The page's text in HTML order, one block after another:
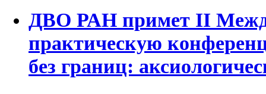
ДВО РАН примет II
практическую
без границ: